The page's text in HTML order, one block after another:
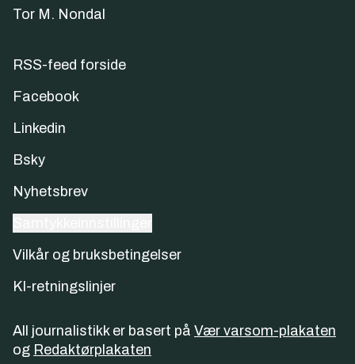
Tor M. Nondal
RSS-feed forside
Facebook
Linkedin
Bsky
Nyhetsbrev
Vilkår og bruksbetingelser
KI-retningslinjer
All journalistikk er basert på Vær varsom-plakaten
og Redaktørplakaten